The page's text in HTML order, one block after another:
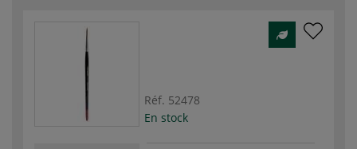
Réf. 52478
En stock